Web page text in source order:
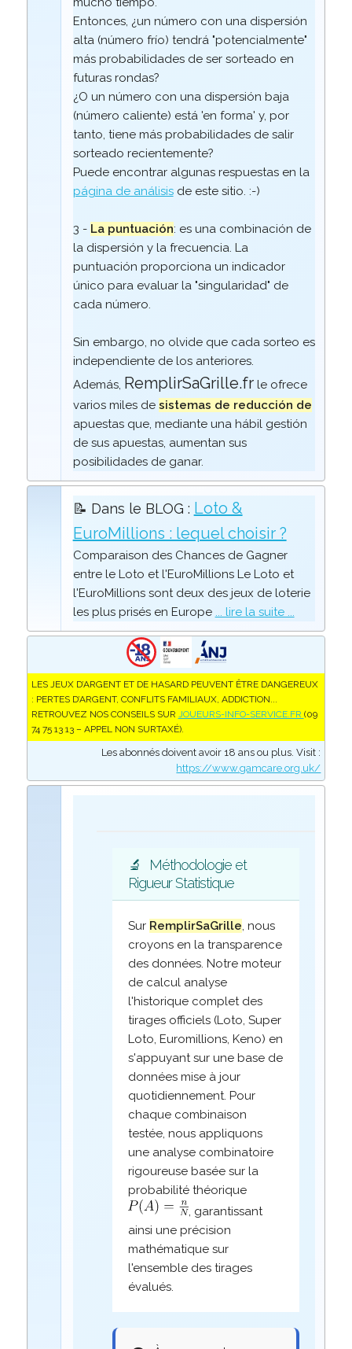
Entonces, ¿un número con una dispersión
alta (número frío) tendrá "potencialmente"
más probabilidades de ser sorteado en
futuras rondas?
¿O un número con una dispersión baja
(número caliente) está 'en forma' y, por
tanto, tiene más probabilidades de salir
sorteado recientemente?
Puede encontrar algunas respuestas en la
página de análisisde este sitio. :-)
3 - La puntuación: es una combinación de
la dispersión y la frecuencia. La
puntuación proporciona un indicador
único para evaluar la "singularidad" de
cada número.
Sin embargo, no olvide que cada sorteo es
independiente de los anteriores.
Además, RemplirSaGrille.frle ofrece
varios miles de sistemas de reducción de
apuestas que, mediante una hábil gestión
de sus apuestas, aumentan sus
posibilidades de ganar.
📝 Dans le BLOG : Loto &
EuroMillions : lequel choisir ?
Comparaison des Chances de Gagner
entre le Loto et l'EuroMillions Le Loto et
l'EuroMillions sont deux des jeux de loterie
les plus prisés en Europe ... lire la suite ...
LES JEUX D’ARGENT ET DE HASARD PEUVENT ÊTRE DANGEREUX
: PERTES D’ARGENT, CONFLITS FAMILIAUX, ADDICTION...
RETROUVEZ NOS CONSEILS SUR JOUEURS-INFO-SERVICE.FR (09
74 75 13 13 – APPEL NON SURTAXÉ).
Les abonnés doivent avoir 18 ans ou plus. Visit :
https://www.gamcare.org.uk/
🔬
Méthodologie et
Rigueur Statistique
Sur RemplirSaGrille, nous
croyons en la transparence
des données. Notre moteur
de calcul analyse
l'historique complet des
tirages officiels (Loto, Super
Loto, Euromillions, Keno) en
s'appuyant sur une base de
données mise à jour
quotidiennement. Pour
chaque combinaison
testée, nous appliquons
une analyse combinatoire
rigoureuse basée sur la
probabilité théorique
, garantissant
ainsi une précision
mathématique sur
l'ensemble des tirages
évalués.